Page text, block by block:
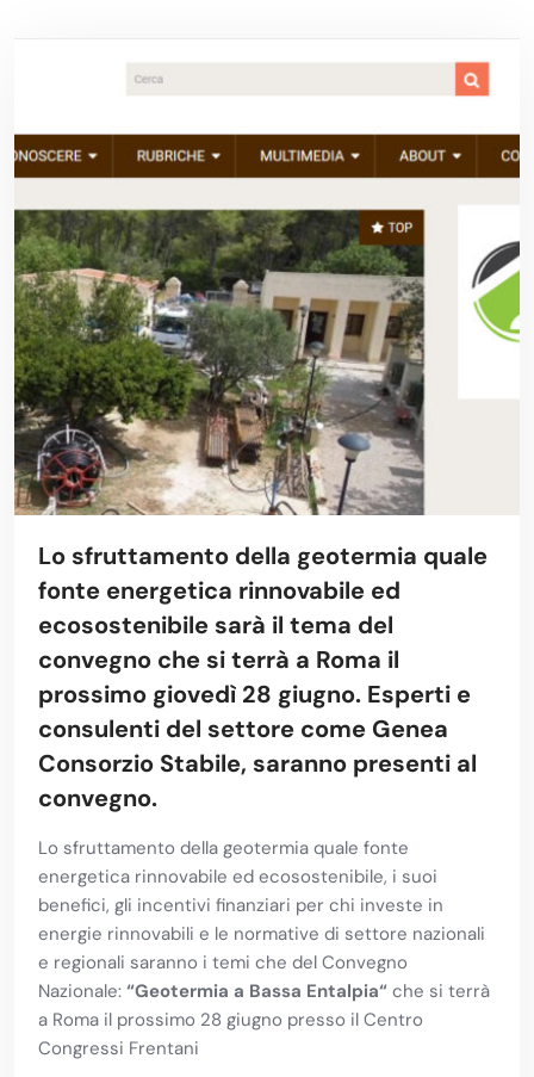
Lo sfruttamento della geotermia quale
fonte energetica rinnovabile ed
ecosostenibile sarà il tema del
convegno che si terrà a Roma il
prossimo giovedì 28 giugno. Esperti e
consulenti del settore come Genea
Consorzio Stabile, saranno presenti al
convegno.
Lo sfruttamento della geotermia quale fonte
energetica rinnovabile ed ecosostenibile, i suoi
benefici, gli incentivi finanziari per chi investe in
energie rinnovabili e le normative di settore nazionali
e regionali saranno i temi che del Convegno
Nazionale: “Geotermia a Bassa Entalpia“ che si terrà
a Roma il prossimo 28 giugno presso il Centro
Congressi Frentani